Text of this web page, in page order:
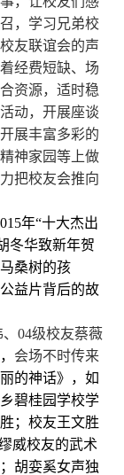
，学习兄弟校
友联谊会的声
经费短缺、场
资源，适时稳
动，开展座谈
展丰富多彩的
神家园等上做
把校友会推向
年“十大杰出
冬华致新年贺
桑树的孩
益片背后的故
04级校友蔡薇
会场不时传来
的神话》，如
碧桂园学校学
；校友王文胜
威校友的武术
胡娈奚女声独